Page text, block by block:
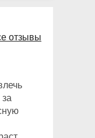
отзывы